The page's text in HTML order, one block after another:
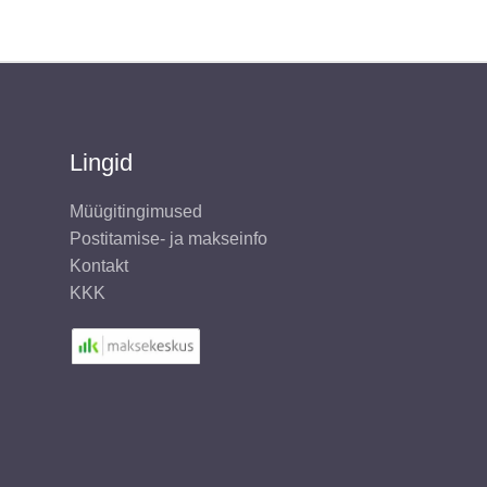
Lingid
Müügitingimused
Postitamise- ja makseinfo
Kontakt
KKK